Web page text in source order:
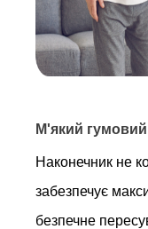
М'який
Наконечник не
забезпечує
безпечне